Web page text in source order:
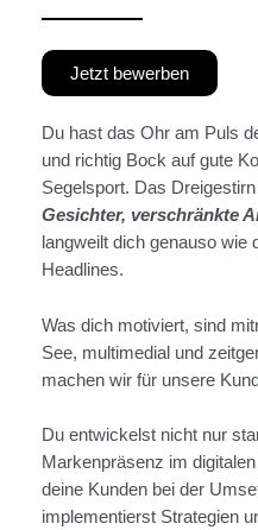
Jetzt bewerben
Du hast das Ohr am Puls
und richtig Bock auf gute
Segelsport. Das
Gesichter, verschränkte
langweilt dich genauso wie
Headlines.
Was dich motiviert, sind
See, multimedial und
machen wir für unsere
Du entwickelst nicht nur
Markenpräsenz im
deine Kunden bei der
implementierst Strategien